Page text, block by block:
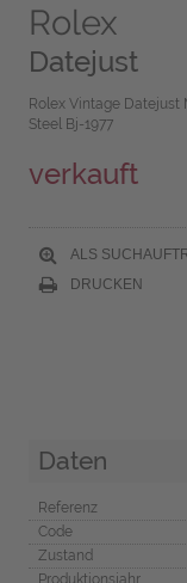
Rolex
Datejust
Rolex Vintage Datejust
Steel Bj-1977
verkauft
ALS
DRUCKEN
Daten
Referenz
Code
Zustand
Produktionsjahr